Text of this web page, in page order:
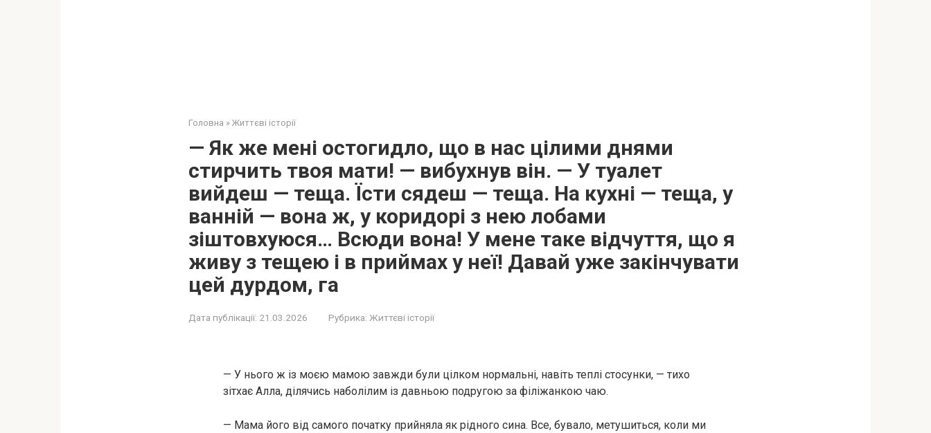
Головна » Життєві історії
— Як же мені остогидло, що в нас цілими днями
стирчить твоя мати! — вибухнув він. — У туалет
вийдеш — теща. Їсти сядеш — теща. На кухні — теща, у
ванній — вона ж, у коридорі з нею лобами
зіштовхуюся… Всюди вона! У мене таке відчуття, що я
живу з тещею і в приймах у неї! Давай уже закінчувати
цей дурдом, га
Дата публікації: 21.03.2026 Рубрика: Життєві історії
— У нього ж із моєю мамою завжди були цілком нормальні, навіть теплі стосунки, — тихо
зітхає Алла, ділячись наболілим із давньою подругою за філіжанкою чаю.
— Мама його від самого початку прийняла як рідного сина. Все, бувало, метушиться, коли ми